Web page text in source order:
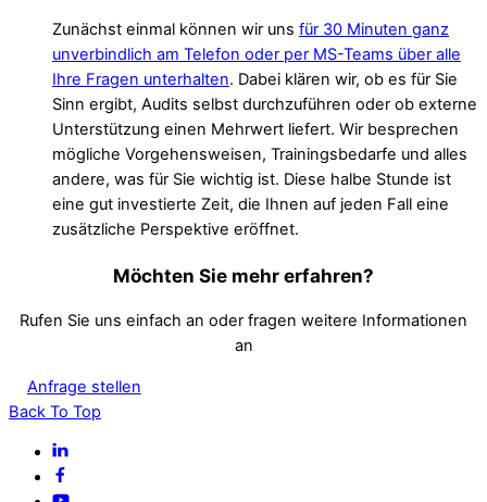
Zunächst einmal können wir uns für 30 Minuten ganz
unverbindlich am Telefon oder per MS-Teams über alle
Ihre Fragen unterhalten. Dabei klären wir, ob es für Sie
Sinn ergibt, Audits selbst durchzuführen oder ob externe
Unterstützung einen Mehrwert liefert. Wir besprechen
mögliche Vorgehensweisen, Trainingsbedarfe und alles
andere, was für Sie wichtig ist. Diese halbe Stunde ist
eine gut investierte Zeit, die Ihnen auf jeden Fall eine
zusätzliche Perspektive eröffnet.
Möchten Sie mehr erfahren?
Rufen Sie uns einfach an oder fragen weitere Informationen
an
Anfrage stellen
Back To Top